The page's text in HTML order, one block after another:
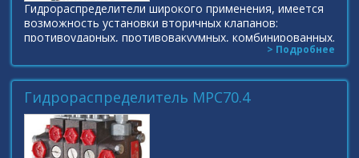
Гидрораспределители широкого применения, имеется
возможность установки вторичных клапанов:
противоударных, противовакуумных, комбинированных.
Возможность применения секций с параллельным,
> Подробнее
Гидрораспределитель МРС70.4